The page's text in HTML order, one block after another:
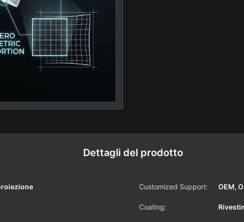
Dettagli del prodotto
Customized Support: OEM,
Coating: